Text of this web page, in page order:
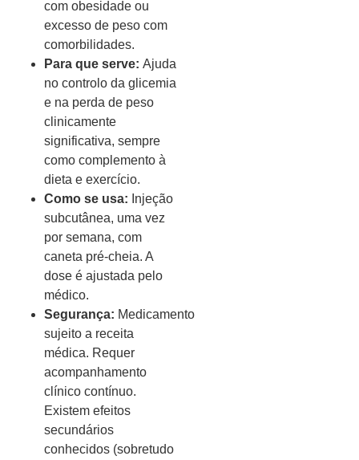
com obesidade ou
excesso de peso com
comorbilidades.
Para que serve: Ajuda
no controlo da glicemia
e na perda de peso
clinicamente
significativa, sempre
como complemento à
dieta e exercício.
Como se usa: Injeção
subcutânea, uma vez
por semana, com
caneta pré-cheia. A
dose é ajustada pelo
médico.
Segurança: Medicamento
sujeito a receita
médica. Requer
acompanhamento
clínico contínuo.
Existem efeitos
secundários
conhecidos (sobretudo